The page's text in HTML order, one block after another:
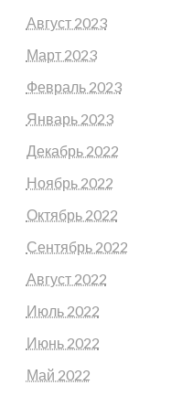
Август 2023
Март 2023
Февраль 2023
Январь 2023
Декабрь 2022
Ноябрь 2022
Октябрь 2022
Сентябрь 2022
Август 2022
Июль 2022
Июнь 2022
Май 2022